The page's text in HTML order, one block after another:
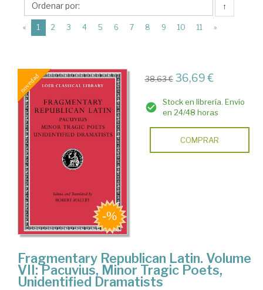
↑
« 1 (current)
2 3 4 5 6 7 8 9 10 11 »
38,63 € 36,69 €
Stock en librería. Envío
en 24/48 horas
COMPRAR
Fragmentary Republican Latin. Volume
VII: Pacuvius, Minor Tragic Poets,
Unidentified Dramatists